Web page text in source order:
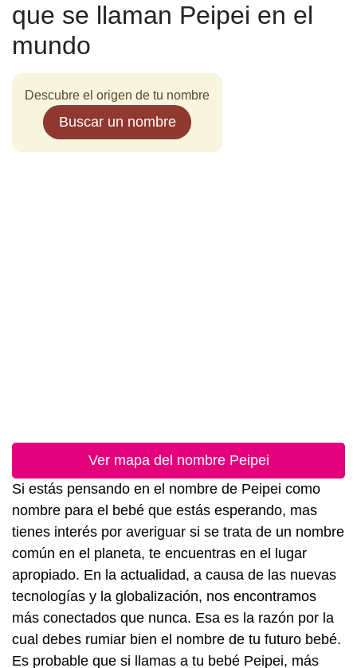
que se llaman Peipei en el
mundo
Descubre el origen de tu nombre
Buscar un nombre
Ver mapa del nombre Peipei
Si estás pensando en el nombre de Peipei como
nombre para el bebé que estás esperando, mas
tienes interés por averiguar si se trata de un nombre
común en el planeta, te encuentras en el lugar
apropiado. En la actualidad, a causa de las nuevas
tecnologías y la globalización, nos encontramos
más conectados que nunca. Esa es la razón por la
cual debes rumiar bien el nombre de tu futuro bebé.
Es probable que si llamas a tu bebé Peipei, más